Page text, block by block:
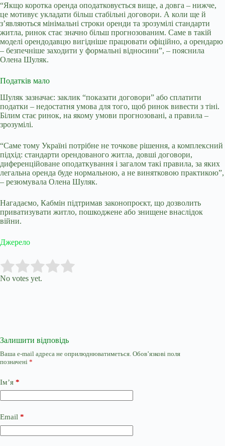
“Якщо коротка оренда оподатковується вище, а довга – нижче,
це мотивує укладати більш стабільні договори. А коли ще й
з’являються мінімальні строки оренди та зрозумілі стандарти
житла, ринок стає значно більш прогнозованим. Саме в такій
моделі орендодавцю вигідніше працювати офіційно, а орендарю
– безпечніше заходити у формальні відносини”, – пояснила
Олена Шуляк.
Податків мало
Шуляк зазначає: заклик “показати договори” або сплатити
податки – недостатня умова для того, щоб ринок вивести з тіні.
Білим стає ринок, на якому умови прогнозовані, а правила –
зрозумілі.
“Саме тому Україні потрібне не точкове рішення, а комплексний
підхід: стандарти орендованого житла, довші договори,
диференційоване оподаткування і загалом такі правила, за яких
легальна оренда буде нормальною, а не винятковою практикою”,
– резюмувала Олена Шуляк.
Нагадаємо, Кабмін підтримав законопроєкт, що дозволить
приватизувати житло, пошкоджене або знищене внаслідок
війни.
Джерело
Rate this item:
No votes yet.
Залишити відповідь
Ваша e-mail адреса не оприлюднюватиметься. Обов’язкові поля
позначені *
Ім’я *
Email *